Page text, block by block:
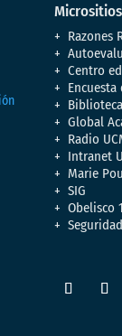
Razones
Centro
Biblioteca
Global
Radio
Intranet
Marie
SIG
Obelisco